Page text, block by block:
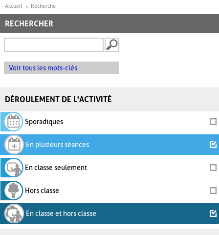
Accueil Recherche
RECHERCHER
Voir tous les mots-clés
DÉROULEMENT DE L'ACTIVITÉ
Sporadiques
En plusieurs séances
En classe seulement
Hors classe
En classe et hors classe